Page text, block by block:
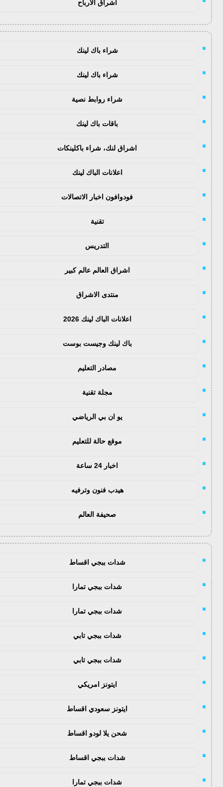
اشراق الأرباح
شراء باك لينك
شراء باك لينك
شراء روابط نصية
باقات باك لينك
اشراق لنك، شراء باكلينكات
اعلانات الباك لينك
فودوافون اخبار الاتصالات
تقنية
التدريس
اشراق العالم عالم كبير
منتدى الاشراق
اعلانات الباك لينك 2026
باك لينك وجيست بوست
مصادر التعليم
مجلة تقنية
يو ان بي الرياضي
موقع حالة للتعليم
اخبار 24 ساعة
هيدب فنون وترفيه
صحيفة العالم
شدات ببجي اقساط
شدات ببجي تمارا
شدات ببجي تمارا
شدات ببجي تابي
شدات ببجي تابي
ايتونز امريكي
ايتونز سعودي اقساط
شحن يلا لودو اقساط
شدات ببجي اقساط
شدات ببجي تمارا